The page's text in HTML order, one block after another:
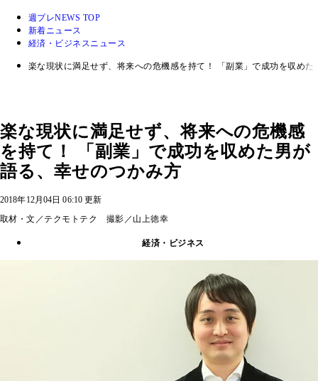
週プレNEWS TOP
新着ニュース
経済・ビジネスニュース
楽な現状に満足せず、将来への危機感を持て！ 「副業」で成功を収め
楽な現状に満足せず、将来への危機感
を持て！ 「副業」で成功を収めた男が
語る、幸せのつかみ方
2018年12月04日 06:10 更新
取材・文／テクモトテク 撮影／山上徳幸
経済・ビジネス